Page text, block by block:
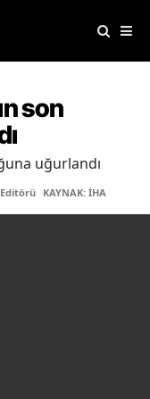
son
uğurlandı
Editörü KAYNAK: İHA